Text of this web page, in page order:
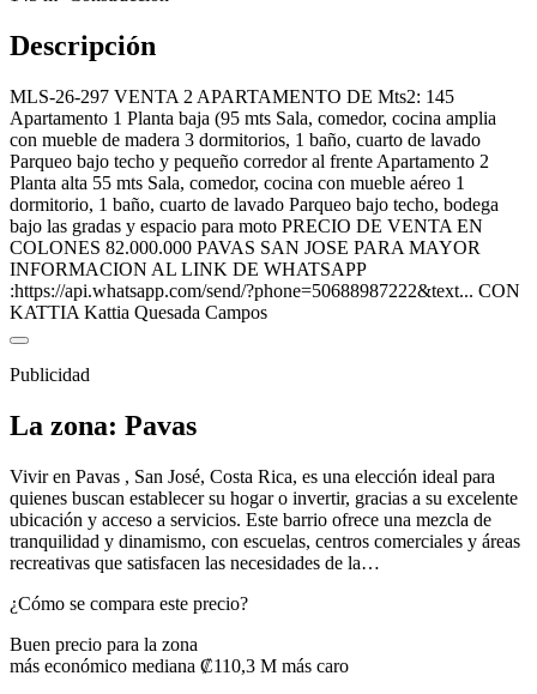
Descripción
MLS-26-297 VENTA 2 APARTAMENTO DE Mts2: 145
Apartamento 1 Planta baja (95 mts Sala, comedor, cocina amplia
con mueble de madera 3 dormitorios, 1 baño, cuarto de lavado
Parqueo bajo techo y pequeño corredor al frente Apartamento 2
Planta alta 55 mts Sala, comedor, cocina con mueble aéreo 1
dormitorio, 1 baño, cuarto de lavado Parqueo bajo techo, bodega
bajo las gradas y espacio para moto PRECIO DE VENTA EN
COLONES 82.000.000 PAVAS SAN JOSE PARA MAYOR
INFORMACION AL LINK DE WHATSAPP
:https://api.whatsapp.com/send/?phone=50688987222&text... CON
KATTIA Kattia Quesada Campos
Publicidad
La zona: Pavas
Vivir en Pavas , San José, Costa Rica, es una elección ideal para
quienes buscan establecer su hogar o invertir, gracias a su excelente
ubicación y acceso a servicios. Este barrio ofrece una mezcla de
tranquilidad y dinamismo, con escuelas, centros comerciales y áreas
recreativas que satisfacen las necesidades de la…
¿Cómo se compara este precio?
Buen precio para la zona
más económico mediana ₡110,3 M más caro